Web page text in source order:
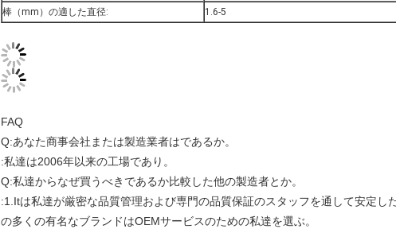
棒（mm）の適した直径:
1.6-5
FAQ
Q:あなた商事会社または製造業者はであるか。
:私達は2006年以来の工場であり。
Q:私達からなぜ買うべきであるか比較した他の製造者とか。
:1.Itは私達が厳密な品質管理および専門の品質保証のスタッフを通して安定し
の多くの有名なブランドはOEMサービスのための私達を選ぶ。